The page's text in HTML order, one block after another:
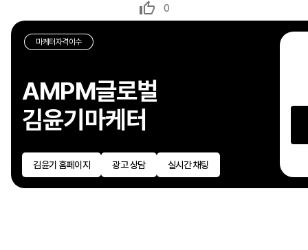
0
마케터자격이수
AMPM글로벌
김윤기마케터
김윤기 홈페이지 광고 상담 실시간 채팅